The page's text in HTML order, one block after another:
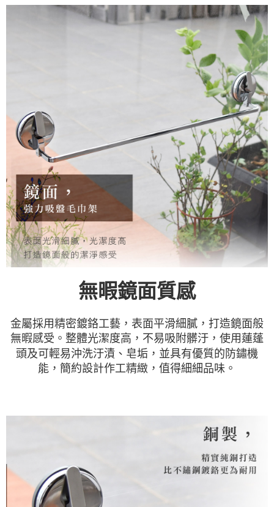
無暇鏡面質感
金屬採用精密鍍鉻工藝，表面平滑細膩，打造鏡面般
無暇感受。整體光潔度高，不易吸附髒汙，使用蓮蓬
頭及可輕易沖洗汙漬、皂垢，並具有優質的防鏽機
能，簡約設計作工精緻，值得細細品味。